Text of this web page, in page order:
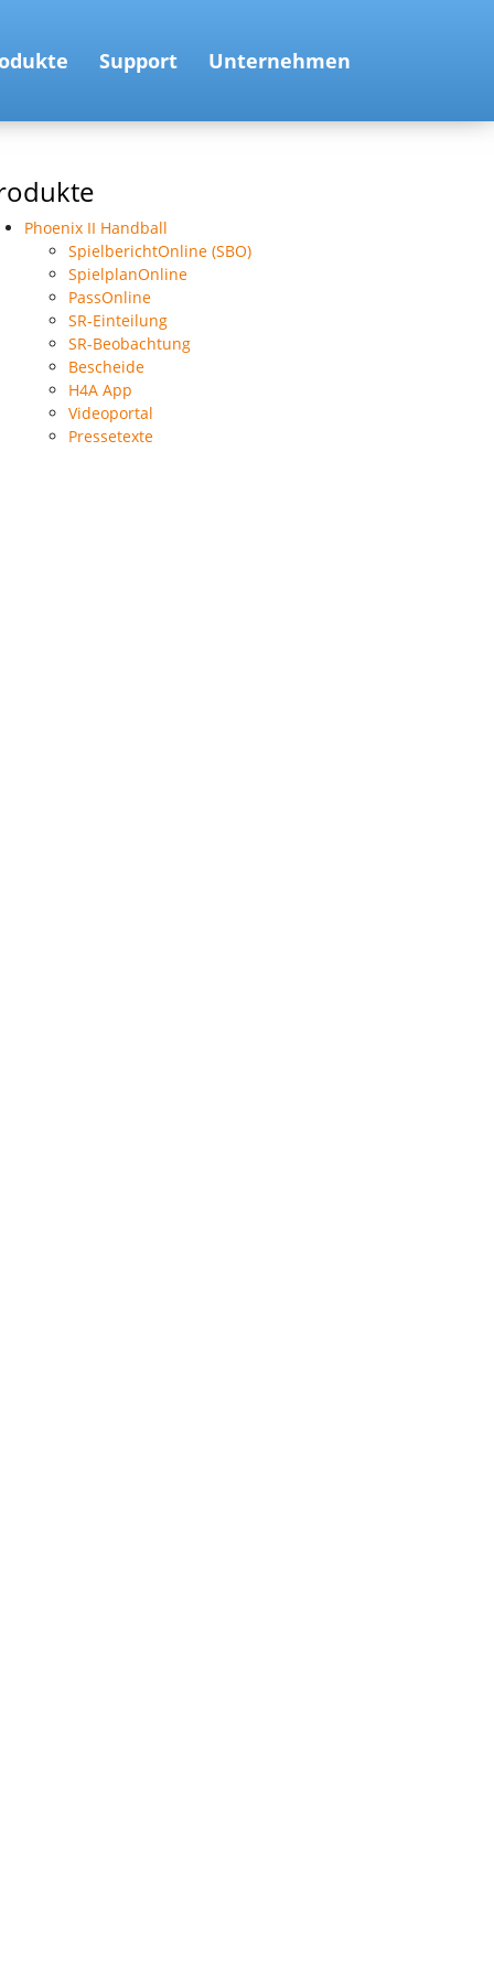
Support Unternehmen
Phoenix II Handball
SpielberichtOnline (SBO)
SpielplanOnline
PassOnline
SR-Einteilung
SR-Beobachtung
Bescheide
H4A App
Videoportal
Pressetexte